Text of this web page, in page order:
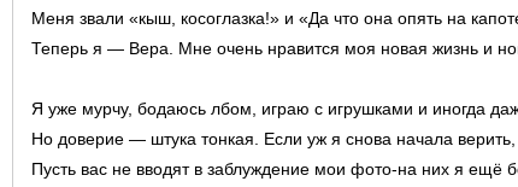
Меня звали «кыш, косоглазка!» и «Да что она опять на
Теперь я — Вера. Мне очень нравится моя новая жизнь и
Я уже мурчу, бодаюсь лбом, играю с игрушками и иногда
Но доверие — штука тонкая. Если уж я снова начала
Пусть вас не вводят в заблуждение мои фото-на них я ещё